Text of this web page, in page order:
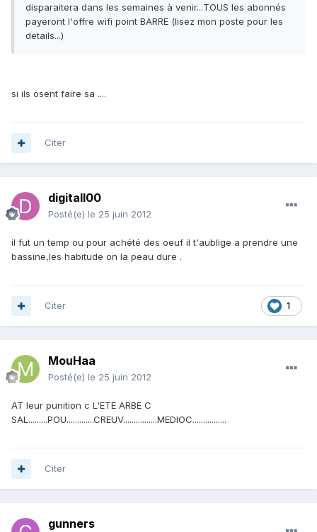
disparaitera dans les semaines à venir...TOUS les abonnés
payeront l'offre wifi point BARRE (lisez mon poste pour les
details...)
si ils osent faire sa ....
Citer
digitall00
Posté(e) le 25 juin 2012
il fut un temp ou pour achété des oeuf il t'aublige a prendre une
bassine,les habitude on la peau dure .
1
Citer
MouHaa
Posté(e) le 25 juin 2012
AT leur punition c L'ETE ARBE C
SAL.........POU.............CREUV................MEDIOC................
Citer
gunners